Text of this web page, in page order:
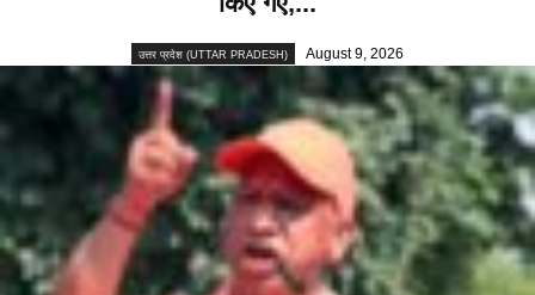
उत्तर प्रदेश (UTTAR PRADESH) August 9, 2026